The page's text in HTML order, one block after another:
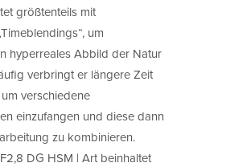
größtenteils mit
um
hyperreales Abbild der Natur
verbringt er längere Zeit
verschiedene
einzufangen und diese dann
zu kombinieren.
DG HSM | Art beinhaltet